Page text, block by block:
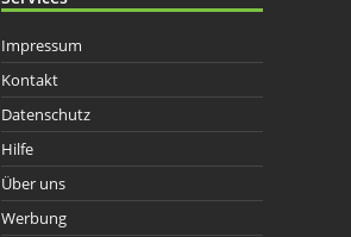
Impressum
Kontakt
Datenschutz
Hilfe
Über uns
Werbung